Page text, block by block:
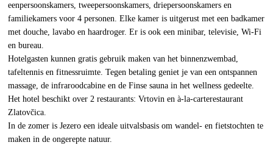
eenpersoonskamers, tweepersoonskamers, driepersoonskamers en
familiekamers voor 4 personen. Elke kamer is uitgerust met een badkamer
met douche, lavabo en haardroger. Er is ook een minibar, televisie, Wi-Fi
en bureau.
Hotelgasten kunnen gratis gebruik maken van het binnenzwembad,
tafeltennis en fitnessruimte. Tegen betaling geniet je van een ontspannen
massage, de infraroodcabine en de Finse sauna in het wellness gedeelte.
Het hotel beschikt over 2 restaurants: Vrtovin en à-la-carterestaurant
Zlatovčica.
In de zomer is Jezero een ideale uitvalsbasis om wandel- en fietstochten te
maken in de ongerepte natuur.